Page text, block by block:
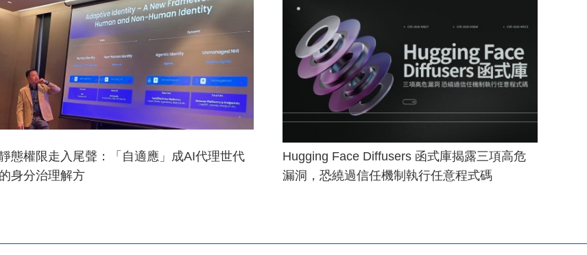
態權限走入尾聲：「自適應」成AI代理世代
的身分治理解方
Hugging Face Diffusers 函式庫揭露三項高危
漏洞，恐繞過信任機制執行任意程式碼